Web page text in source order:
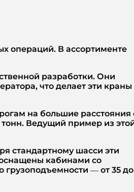
операций. В ассортименте
разработки. Они
что делает эти краны
на большие расстояния
тонн. Ведущий пример из
стандартному шасси эти
кабинами со
грузоподъемности — от 35 до